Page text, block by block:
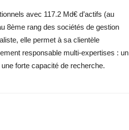
avec 117.2 Md€ d’actifs (au
8ème rang des sociétés de gestion
elle permet à sa clientèle
responsable multi-expertises : un
forte capacité de recherche.